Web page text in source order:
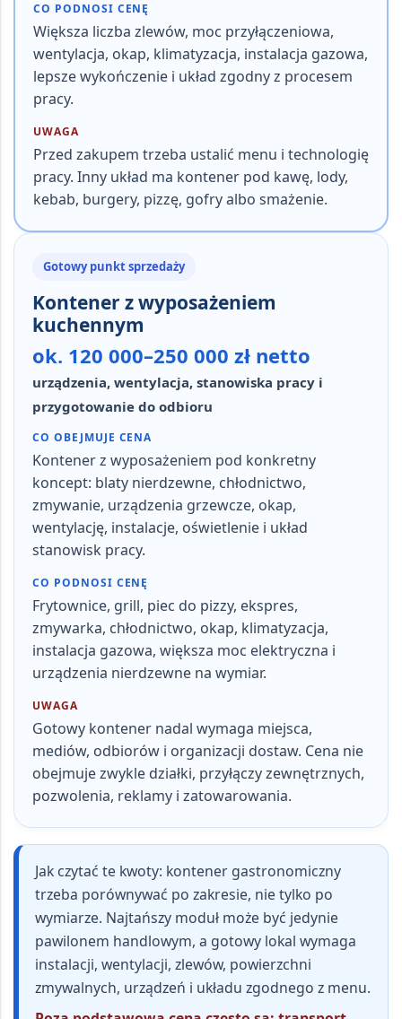
CO PODNOSI CENĘ
Większa liczba zlewów, moc przyłączeniowa,
wentylacja, okap, klimatyzacja, instalacja gazowa,
lepsze wykończenie i układ zgodny z procesem
pracy.
UWAGA
Przed zakupem trzeba ustalić menu i technologię
pracy. Inny układ ma kontener pod kawę, lody,
kebab, burgery, pizzę, gofry albo smażenie.
Gotowy punkt sprzedaży
Kontener z wyposażeniem
kuchennym
ok. 120 000–250 000 zł netto
urządzenia, wentylacja, stanowiska pracy i
przygotowanie do odbioru
CO OBEJMUJE CENA
Kontener z wyposażeniem pod konkretny
koncept: blaty nierdzewne, chłodnictwo,
zmywanie, urządzenia grzewcze, okap,
wentylację, instalacje, oświetlenie i układ
stanowisk pracy.
CO PODNOSI CENĘ
Frytownice, grill, piec do pizzy, ekspres,
zmywarka, chłodnictwo, okap, klimatyzacja,
instalacja gazowa, większa moc elektryczna i
urządzenia nierdzewne na wymiar.
UWAGA
Gotowy kontener nadal wymaga miejsca,
mediów, odbiorów i organizacji dostaw. Cena nie
obejmuje zwykle działki, przyłączy zewnętrznych,
pozwolenia, reklamy i zatowarowania.
Jak czytać te kwoty: kontener gastronomiczny
trzeba porównywać po zakresie, nie tylko po
wymiarze. Najtańszy moduł może być jedynie
pawilonem handlowym, a gotowy lokal wymaga
instalacji, wentylacji, zlewów, powierzchni
zmywalnych, urządzeń i układu zgodnego z menu.